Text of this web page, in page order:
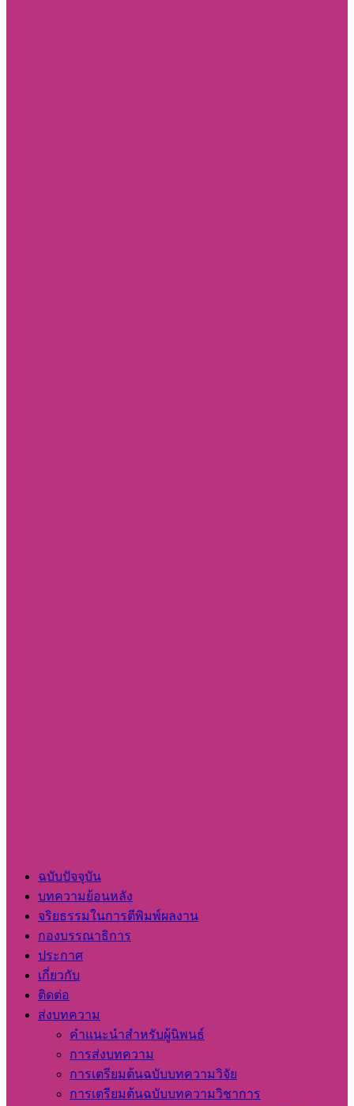
ฉบับปัจจุบัน
บทความย้อนหลัง
จริยธรรมในการตีพิมพ์ผลงาน
กองบรรณาธิการ
ประกาศ
เกี่ยวกับ
ติดต่อ
ส่งบทความ
คำแนะนำสำหรับผู้นิพนธ์
การส่งบทความ
การเตรียมต้นฉบับบทความวิจัย
การเตรียมต้นฉบับบทความวิชาการ